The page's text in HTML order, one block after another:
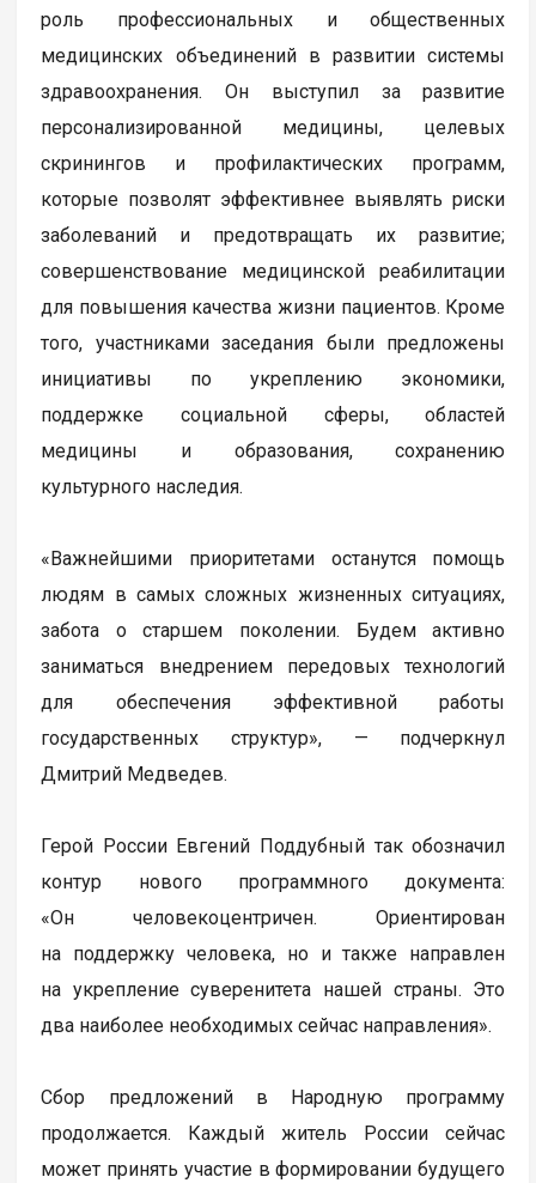
роль профессиональных и общественных
медицинских объединений в развитии системы
здравоохранения. Он выступил за развитие
персонализированной медицины, целевых
скринингов и профилактических программ,
которые позволят эффективнее выявлять риски
заболеваний и предотвращать их развитие;
совершенствование медицинской реабилитации
для повышения качества жизни пациентов. Кроме
того, участниками заседания были предложены
инициативы по укреплению экономики,
поддержке социальной сферы, областей
медицины и образования, сохранению
культурного наследия.
«Важнейшими приоритетами останутся помощь
людям в самых сложных жизненных ситуациях,
забота о старшем поколении. Будем активно
заниматься внедрением передовых технологий
для обеспечения эффективной работы
государственных структур», — подчеркнул
Дмитрий Медведев.
Герой России Евгений Поддубный так обозначил
контур нового программного документа:
«Он человекоцентричен. Ориентирован
на поддержку человека, но и также направлен
на укрепление суверенитета нашей страны. Это
два наиболее необходимых сейчас направления».
Сбор предложений в Народную программу
продолжается. Каждый житель России сейчас
может принять участие в формировании будущего